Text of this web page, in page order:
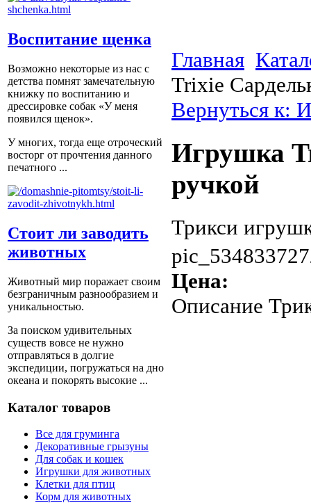
Воспитание щенка
Возможно некоторые из нас с
детства помнят замечательную
книжку по воспитанию и
дрессировке собак «У меня
появился щенок».
У многих, тогда еще отроческий
восторг от прочтения данного
печатного ...
Стоит ли заводить
животных
Животный мир поражает своим
безграничным разнообразием и
уникальностью.
За поиском удивительных
существ вовсе не нужно
отправляться в долгие
экспедиции, погружаться на дно
океана и покорять высокие ...
Каталог товаров
Все для груминга
Декоративные грызуны
Для собак и кошек
Игрушки для животных
Клетки для птиц
Корм для животных
Главная
Trixie
Вернуться к:
Игрушка
ручкой
Трикси
Цена:
Описание